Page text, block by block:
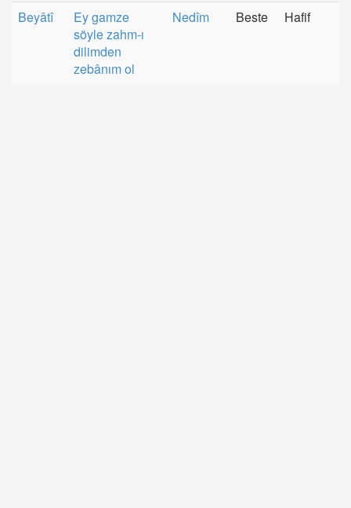
Beyâtî
Ey gamze
söyle zahm-ı
dilimden
zebânım ol
Nedîm Beste Hafif